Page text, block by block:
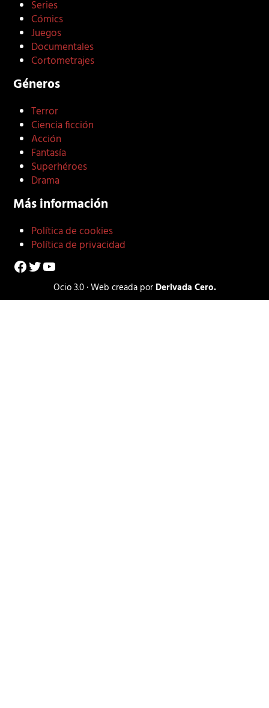
Series
Cómics
Juegos
Documentales
Cortometrajes
Géneros
Terror
Ciencia ficción
Acción
Fantasía
Superhéroes
Drama
Más información
Política de cookies
Política de privacidad
Facebook
Twitter
YouTube
Ocio 3.0 · Web creada por Derivada Cero.